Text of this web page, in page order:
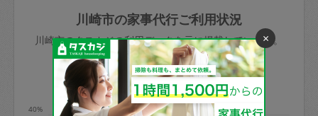
依頼者不在による当日キャンセル＝依頼
金額の100%＋交通費全額
※例：依頼日時／土曜日午前9時開始の場
合、水曜日午前9時以降はキャンセル料が
発生
きた場合は損害保険の対象外となるので
ご注意ください。
玉、など
あわせてこちらも参照ください：初めて
利用します。注意しなくてはいけない点
はありますか？
川崎市の家事代行ご利用状況
川崎市のタスカジの利用データを元に掲載しています。
利用の多い曜日は？
40%
×